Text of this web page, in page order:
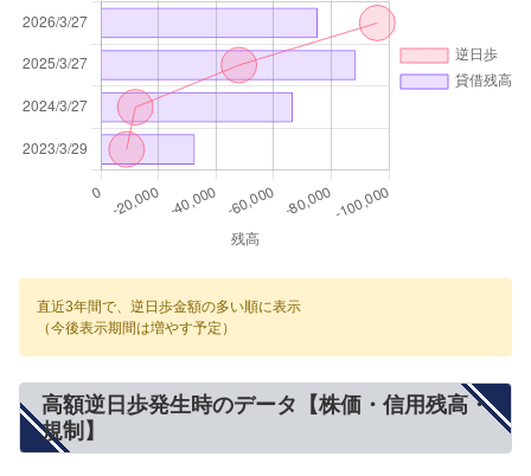
直近3年間で、逆日歩金額の多い順に表示
（今後表示期間は増やす予定）
高額逆日歩発生時のデータ【株価・信用残高・
規制】